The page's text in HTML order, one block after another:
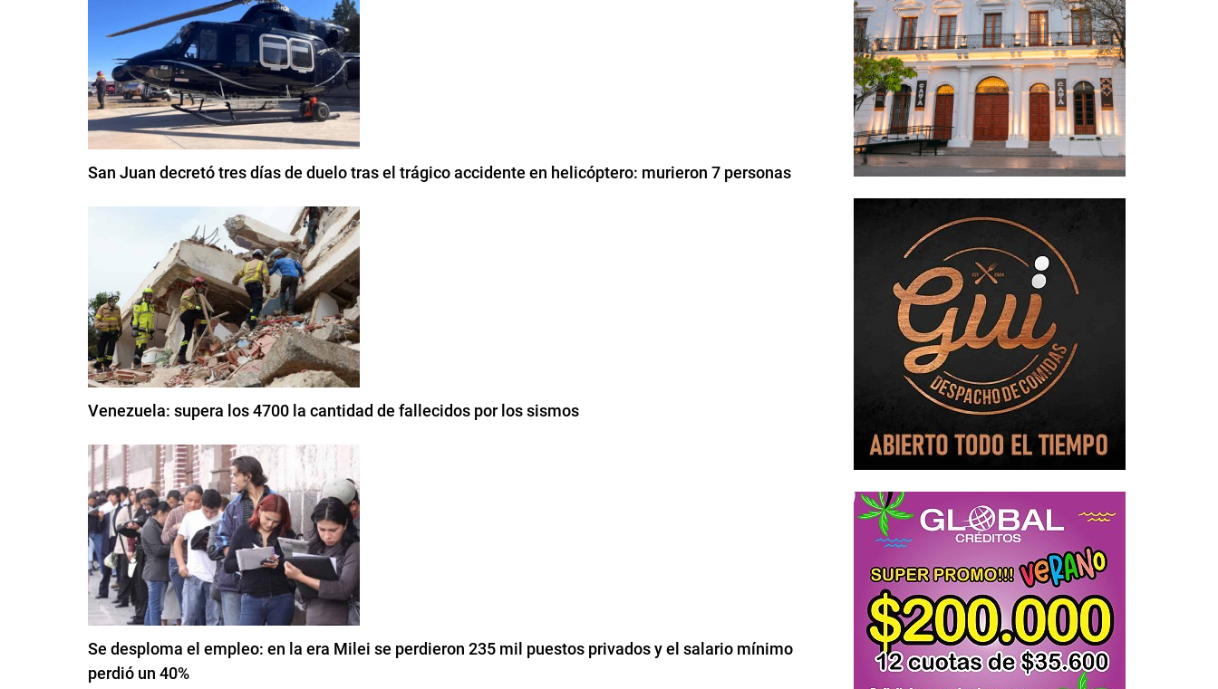
San Juan decretó tres días de duelo tras el trágico accidente en helicóptero: murieron 7 personas
Venezuela: supera los 4700 la cantidad de fallecidos por los sismos
Se desploma el empleo: en la era Milei se perdieron 235 mil puestos privados y el salario mínimo
perdió un 40%